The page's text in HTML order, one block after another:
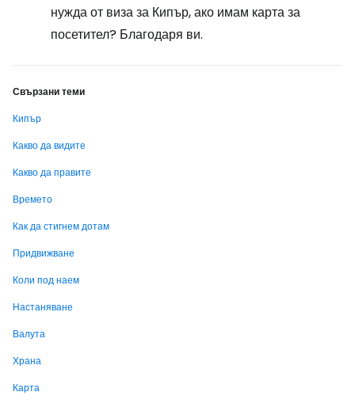
нужда от виза за Кипър, ако имам карта за
посетител? Благодаря ви.
Свързани теми
Кипър
Какво да видите
Какво да правите
Времето
Как да стигнем дотам
Придвижване
Коли под наем
Настаняване
Валута
Храна
Карта